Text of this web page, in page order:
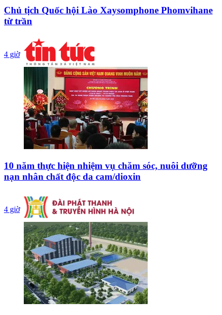
Chủ tịch Quốc hội Lào Xaysomphone Phomvihane
từ trần
4 giờ
10 năm thực hiện nhiệm vụ chăm sóc, nuôi dưỡng
nạn nhân chất độc da cam/dioxin
4 giờ